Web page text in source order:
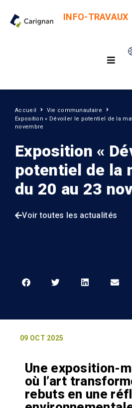
INFO-TRAVAUX
Accueil
Vie communautaire
Exposition « Dévoiler le potentiel de la
novembre
Exposition «
potentiel de la
du 20 au 23
Voir toutes les actualités
09 OCT 2025
Une exposition-
où l’art
rebuts en une